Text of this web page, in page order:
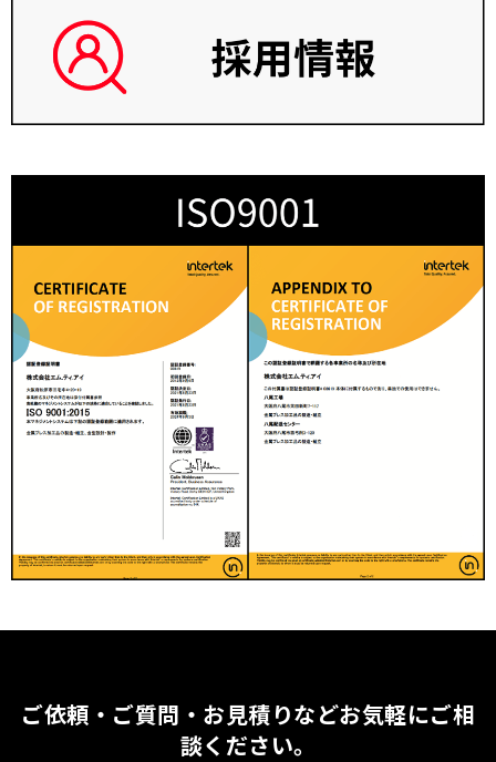
ご依頼・ご質問・お見積りなどお気軽にご相
談ください。